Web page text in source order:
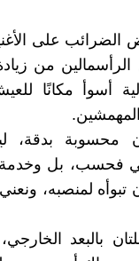
الضرائب على
الرأسمالين من
أسوأ مكانًا
محسوبة
فحسب، بل
تبوأه لمنصبه،
بالبعد